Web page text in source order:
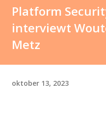
Platform
interviewt
Metz
oktober 13, 2023